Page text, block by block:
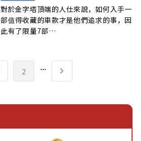
對於金字塔頂端的人仕來說，如何入手一
部值得收藏的車款才是他們追求的事，因
此有了限量7部…
2 ...